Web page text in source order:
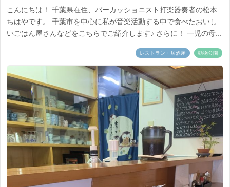
こんにちは！ 千葉県在住、パーカッショニスト打楽器奏者の松本
ちはやです。 千葉市を中心に私が音楽活動する中で食べたおいし
いごはん屋さんなどをこちらでご紹介します♪ さらに！ 一児の母...
レストラン・居酒屋 動物公園